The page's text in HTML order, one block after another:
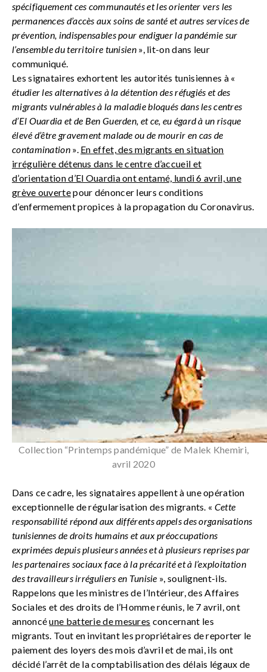
spécifiquement ces communautés et les orienter vers les
permanences d’accès aux soins de santé et autres services de
prévention, indispensables pour endiguer la pandémie sur
l’ensemble du territoire tunisien», lit-on dans leur
communiqué.
Les signataires exhortent les autorités tunisiennes à «
étudier les alternatives à la détention des réfugiés et des
migrants vulnérables à la maladie bloqués dans les centres
d’El Ouardia et de Ben Guerden, et ce, eu égard à un risque
élevé d’être gravement malade ou de mourir en cas de
contamination». En effet, des migrants en situation
irrégulière détenus dans le centre d’accueil et
d’orientation d’El Ouardia ont entamé, lundi 6 avril, une
grève ouvertepour dénoncer leurs conditions
d’enfermement propices à la propagation du Coronavirus.
Collection “Printemps pandémique” de Malek Khemiri,
avril 2020
Dans ce cadre, les signataires appellent à une opération
exceptionnelle de régularisation des migrants. « Cette
responsabilité répond aux différents appels des organisations
tunisiennes de droits humains et aux préoccupations
exprimées depuis plusieurs années et à plusieurs reprises par
les partenaires sociaux face à la précarité et à l’exploitation
des travailleurs irréguliers en Tunisie », soulignent-ils.
Rappelons que les ministres de l’Intérieur, des Affaires
Sociales et des droits de l’Homme réunis, le 7 avril, ont
annoncéune batterie de mesures concernant les
migrants. Tout en invitant les propriétaires de reporter le
paiement des loyers des mois d’avril et de mai, ils ont
décidé l’arrêt de la comptabilisation des délais légaux de